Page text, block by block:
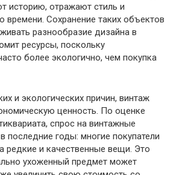
историю, отражают стиль и
времени. Сохранение таких объектов
разнообразие дизайна в
ресурсы, поскольку
более экологично, чем покупка
и экологических причин, винтаж
ценность. По оценке
спрос на винтажные
последние годы: многие покупатели
редкие и качественные вещи. Это
ухоженный предмет может